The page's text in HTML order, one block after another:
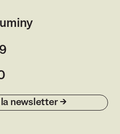
France
la newsletter